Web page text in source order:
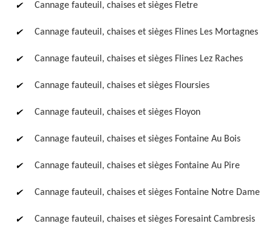
Cannage fauteuil, chaises et sièges Fletre
Cannage fauteuil, chaises et sièges Flines Les Mortagnes
Cannage fauteuil, chaises et sièges Flines Lez Raches
Cannage fauteuil, chaises et sièges Floursies
Cannage fauteuil, chaises et sièges Floyon
Cannage fauteuil, chaises et sièges Fontaine Au Bois
Cannage fauteuil, chaises et sièges Fontaine Au Pire
Cannage fauteuil, chaises et sièges Fontaine Notre Dame
Cannage fauteuil, chaises et sièges Foresaint Cambresis